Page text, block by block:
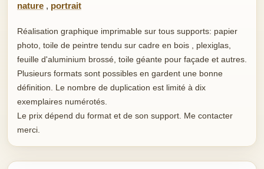
nature , portrait
Réalisation graphique imprimable sur tous supports: papier
photo, toile de peintre tendu sur cadre en bois , plexiglas,
feuille d'aluminium brossé, toile géante pour façade et autres.
Plusieurs formats sont possibles en gardent une bonne
définition. Le nombre de duplication est limité à dix
exemplaires numérotés.
Le prix dépend du format et de son support. Me contacter
merci.